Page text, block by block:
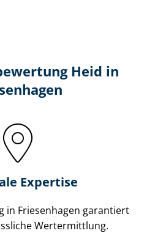
Heid in
Expertise
in Friesenhagen garantiert
Wertermittlung.